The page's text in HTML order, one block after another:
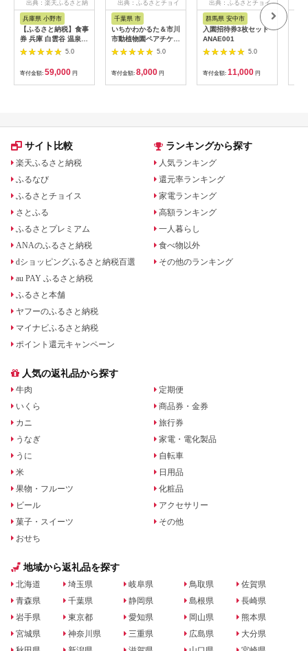
出典：楽天ふるさと納
兵庫県 小野市
【ふるさと納税】食事
券 兵庫 白雲谷 温泉
ゆぴか 入浴券 10枚＋
お食事券 (1,000円)
10枚 セット 旅行 旅
温泉旅行 スパ サウナ
岩盤浴 マッサージ エ
トラン 健康 美容 兵庫
5.0
寄付金額: 59,000 円
出典：ふるさとチョイ
千葉県 市
いちかわかるた＆市川
市動植物園ペアチケッ
ト 【12203-0196】
5.0
寄付金額: 8,000 円
出典：ふるさとチョイ
群馬県 安中市
入園招待券3枚セット
ANAE001
5.0
寄付金額: 11,000 円
サイト比較
楽天ふるさと納税
ふるなび
ふるさとチョイス
さとふる
ふるさとプレミアム
ANAのふるさと納税
dショッピングふるさと納税百選
au PAY ふるさと納税
ふるさと本舗
ヤフーのふるさと納税
マイナビふるさと納税
ポイント還元キャンペーン
ランキングから探す
人気ランキング
還元率ランキング
家電ランキング
高額ランキング
一人暮らし
食べ物以外
その他のランキング
人気の返礼品から探す
牛肉
いくら
カニ
うなぎ
うに
米
果物・フルーツ
ビール
菓子・スイーツ
おせち
定期便
商品券・金券
旅行券
家電・電化製品
自転車
日用品
化粧品
アクセサリー
その他
地域から返礼品を探す
北海道
青森県
岩手県
宮城県
埼玉県
千葉県
東京都
神奈川県
岐阜県
静岡県
愛知県
三重県
鳥取県
島根県
岡山県
広島県
佐賀県
長崎県
熊本県
大分県